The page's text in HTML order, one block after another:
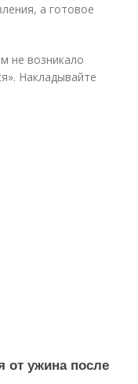
а готовое
не возникало
Накладывайте
от ужина после